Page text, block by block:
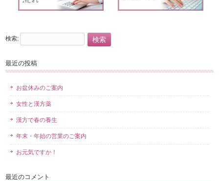
検索:
最近の投稿
お盆休みのご案内
女性と漢方薬
漢方で春の養生
年末・年始の営業のご案内
お元気ですか！
最近のコメント